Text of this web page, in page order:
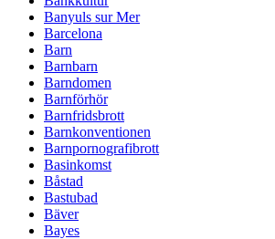
Banyuls sur Mer
Barcelona
Barn
Barnbarn
Barndomen
Barnförhör
Barnfridsbrott
Barnkonventionen
Barnpornografibrott
Basinkomst
Båstad
Bastubad
Bäver
Bayes